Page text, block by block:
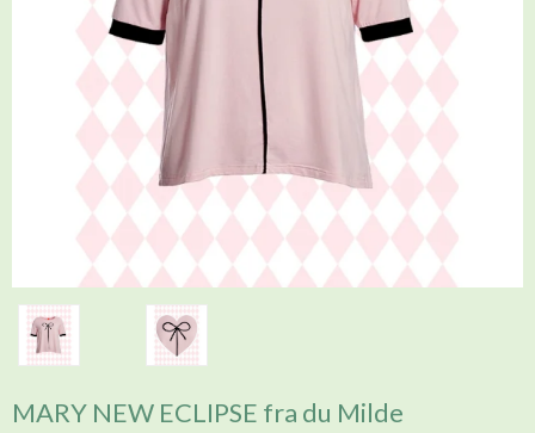
MARY NEW ECLIPSE fra du Milde